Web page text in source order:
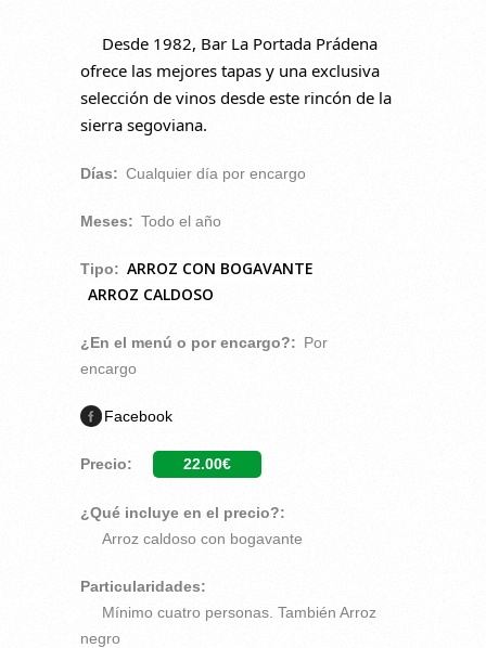
Desde 1982, Bar La Portada Prádena
ofrece las mejores tapas y una exclusiva
selección de vinos desde este rincón de la
sierra segoviana.
Días: Cualquier día por encargo
Meses: Todo el año
Tipo: ARROZ CON BOGAVANTE
ARROZ CALDOSO
¿En el menú o por encargo?: Por
encargo
Facebook
Precio: 22.00€
¿Qué incluye en el precio?:
Arroz caldoso con bogavante
Particularidades:
Mínimo cuatro personas. También Arroz
negro